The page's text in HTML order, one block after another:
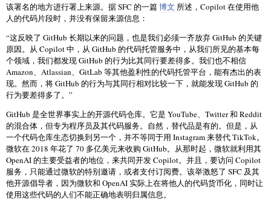
该署名的地方进行署上来源。据 SFC 的一篇 博文 所述，Copilot 在使用他
人的代码片段时，并没有保留来源信息：
“这反映了 GitHub 长期以来的问题，也是我们必须一齐放弃 GitHub 的关键
原因。从 Copilot 中，从 GitHub 的代码托管服务中，从我们所见的基本每
个领域，我们都发现 GitHub 的行为比其同行要差得多。我们也不相信
Amazon、Atlassian、GitLab 等其他盈利性的代码托管平台，能有杰出的表
现。然而，将 GitHub 的行为与其同行相对比较一下，就能发现 GitHub 的
行为要差得多了。”
GitHub 是全世界事实上的开源代码仓库。它是 YouTube、Twitter 和 Reddit
的混合体，但专为程序员及其代码服务。自然，替代品是有的。但是，从
一个代码仓库生态切换到另一个，并不等同于用 Instagram 来替代 TikTok。
微软在 2018 年花了 70 多亿美元来收购 GitHub。从那时起，微软就利用其
OpenAI 的主要受益者的地位，来共同开发 Copilot。并且，要访问 Copilot
服务，只能通过微软的特别邀请，或者支付订阅费。该举激怒了 SFC 及其
他开源倡导者，因为微软和 OpenAI 实际上在将他人的代码货币化，同时让
使用这些代码的人们不能正确地表明归属信息。